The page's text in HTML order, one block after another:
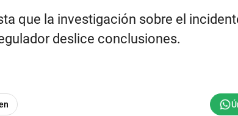
que la investigación sobre el
deslice conclusiones.